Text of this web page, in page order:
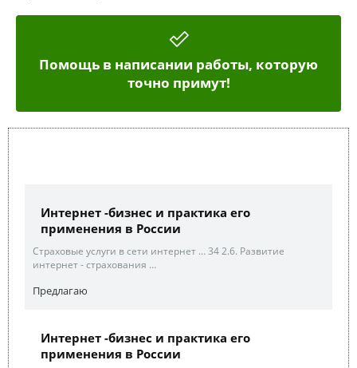
Помощь в написании работы, которую
точно примут!
Интернет -бизнес и практика его
применения в России
Страховые услуги в сети интернет … 34 2.6. Развитие
интернет - страхования …
Предлагаю
Интернет -бизнес и практика его
применения в России